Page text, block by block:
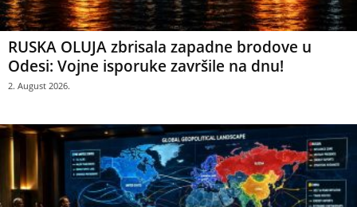
RUSKA OLUJA zbrisala zapadne brodove u
Odesi: Vojne isporuke završile na dnu!
2. August 2026.